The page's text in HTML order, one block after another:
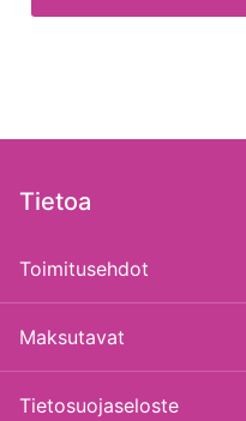
Tietoa
Toimitusehdot
Maksutavat
Tietosuojaseloste